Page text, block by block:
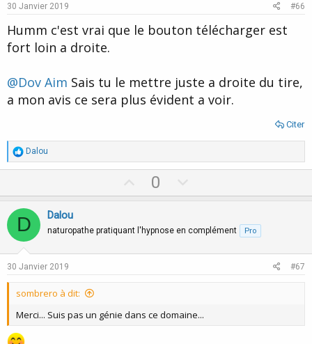
t
e
30 Janvier 2019 #66
Humm c'est vrai que le bouton télécharger est
fort loin a droite.
@Dov Aim Sais tu le mettre juste a droite du tire,
a mon avis ce sera plus évident a voir.
Citer
R
é
a
t
i
o
n
s
:
Dalou
p
o
t
0
o
n
v
D Dalou
naturopathe pratiquant l'hypnose en complément Pro
30 Janvier 2019 #67
sombrero à dit:
Merci... Suis pas un génie dans ce domaine...